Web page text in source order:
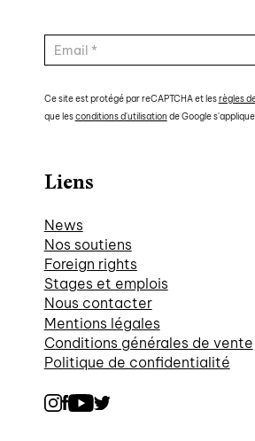
Ce site est protégé par reCAPTCHA et lesrègles
que lesconditions d'utilisation de Google
Liens
News
Nos soutiens
Foreign rights
Stages et emplois
Nous contacter
Mentions légales
Conditions générales de vente
Politique de confidentialité